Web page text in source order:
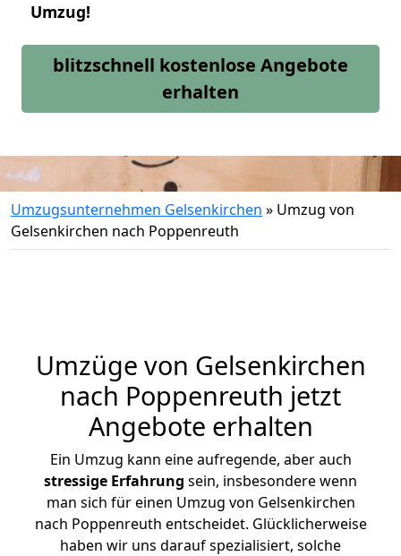
Umzug!
blitzschnell kostenlose Angebote
erhalten
Umzugsunternehmen Gelsenkirchen » Umzug von
Gelsenkirchen nach Poppenreuth
Umzüge von Gelsenkirchen
nach Poppenreuth jetzt
Angebote erhalten
Ein Umzug kann eine aufregende, aber auch
stressige Erfahrung sein, insbesondere wenn
man sich für einen Umzug von Gelsenkirchen
nach Poppenreuth entscheidet. Glücklicherweise
haben wir uns darauf spezialisiert, solche